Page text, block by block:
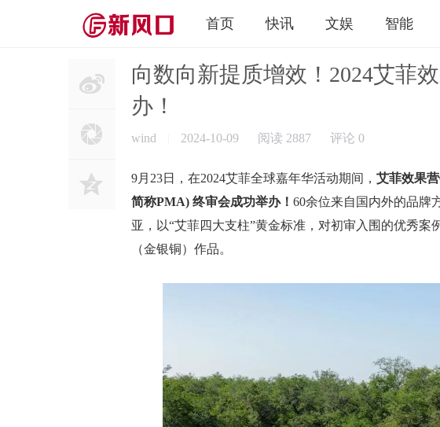
首页 快讯 文娱 智能
向数向新提质增效！2024艾菲
办！
wind 2024-10-09 阅读 2887 评论 0
9月23日，在2024艾菲全球嘉年华活动期间， 艾菲效果
简称PMA) 终审会成功举办！ 60余位来自国内外的品牌
亚，以“艾菲四大支柱”黄金标准，对初审入围的优秀案
（金银铜）作品。